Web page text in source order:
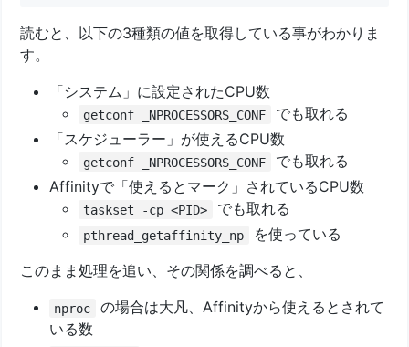
読むと、以下の3種類の値を取得している事がわかりま
す。
「システム」に設定されたCPU数
getconf _NPROCESSORS_CONF
でも取れる
「スケジューラー」が使えるCPU数
getconf _NPROCESSORS_CONF
でも取れる
Affinityで「使えるとマーク」されているCPU数
taskset -cp <PID> でも取れる
pthread_getaffinity_np
を使っている
このまま処理を追い、その関係を調べると、
nproc
の場合は大凡、Affinityから使えるとされて
いる数